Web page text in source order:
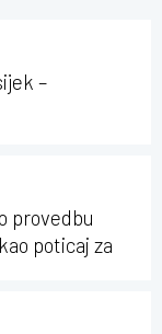
–
provedbu
poticaj za